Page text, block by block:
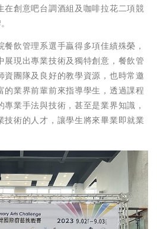
在創意吧台調酒組及咖啡拉花二項競
飲管理系選手贏得多項佳績殊榮，
展現出專業技術及獨特創意，餐飲管
資團隊及良好的教學資源，也時常邀
的業界前輩前來指導學生，透過課程
業手法與技術，甚至是業界知識，
技術的人才，讓學生將來畢業即就業